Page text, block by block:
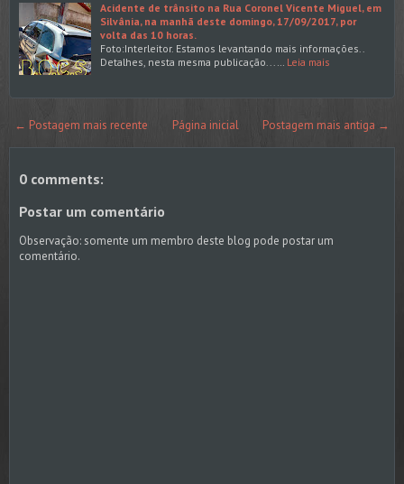
Acidente de trânsito na Rua Coronel Vicente Miguel, em
Silvânia, na manhã deste domingo, 17/09/2017, por
volta das 10 horas.
Foto:Interleitor. Estamos levantando mais informações..
Detalhes, nesta mesma publicação...… Leia mais
← Postagem mais recente Postagem mais antiga →
Página inicial
0 comments:
Postar um comentário
Observação: somente um membro deste blog pode postar um
comentário.